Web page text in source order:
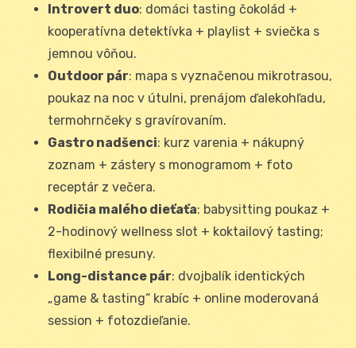
Introvert duo: domáci tasting čokolád +
kooperatívna detektívka + playlist + sviečka s
jemnou vôňou.
Outdoor pár: mapa s vyznačenou mikrotrasou,
poukaz na noc v útulni, prenájom ďalekohľadu,
termohrnčeky s gravírovaním.
Gastro nadšenci: kurz varenia + nákupný
zoznam + zástery s monogramom + foto
receptár z večera.
Rodičia malého dieťaťa: babysitting poukaz +
2-hodinový wellness slot + koktailový tasting;
flexibilné presuny.
Long-distance pár: dvojbalík identických
„game & tasting“ krabíc + online moderovaná
session + fotozdieľanie.